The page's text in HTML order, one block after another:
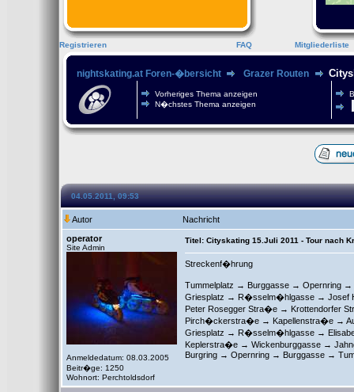
Registrieren FAQ Mitgliederliste
nightskating.at Foren-�bersicht Grazer Routen
Vorheriges Thema anzeigen
N�chstes Thema anzeigen
04.05.2011, 09:53
Autor
Nachricht
operator
Site Admin
Anmeldedatum: 08.03.2005
Beitr�ge: 1250
Wohnort: Perchtoldsdorf
Titel: Cityskating 15.Juli 2011 - Tour nach
Streckenf�hrung
Tummelplatz → Burggasse → Opernring
Griesplatz → R�sselm�hlgasse → Josef
Peter Rosegger Stra�e → Krottendorfer
Pirch�ckerstra�e → Kapellenstra�e →
Griesplatz → R�sselm�hlgasse →
Keplerstra�e → Wickenburggasse →
Burgring → Opernring → Burggasse →